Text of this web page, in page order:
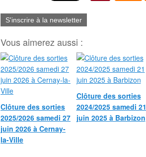
S'inscrire à la newsletter
Vous aimerez aussi :
Clôture des sorties
2025/2026 samedi 27
juin 2026 à Cernay-
la-Ville
Clôture des sorties
2024/2025 samedi 21
juin 2025 à Barbizon